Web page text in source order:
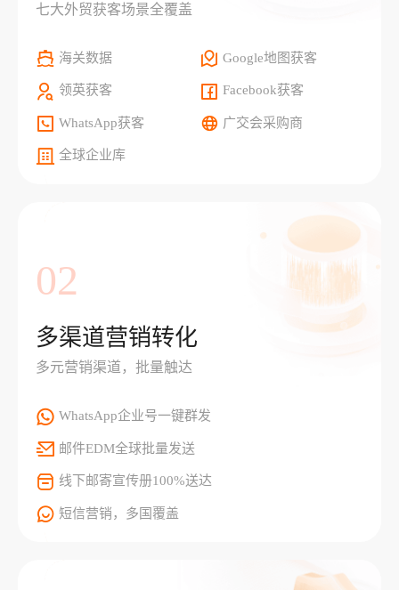
七大外贸获客场景全覆盖
海关数据 Google地图获客
领英获客 Facebook获客
WhatsApp获客 广交会采购商
全球企业库
02
多渠道营销转化
多元营销渠道，批量触达
WhatsApp企业号一键群发
邮件EDM全球批量发送
线下邮寄宣传册100%送达
短信营销，多国覆盖